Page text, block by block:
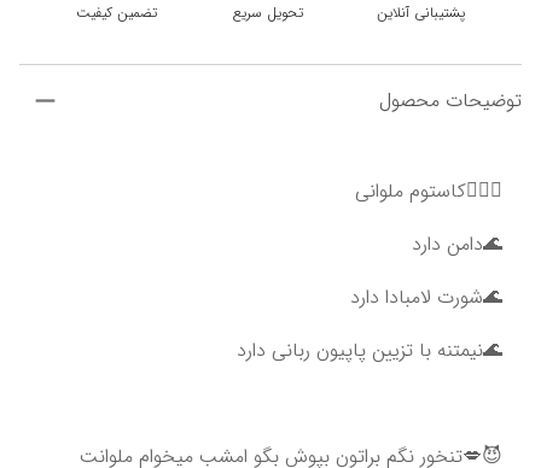
پشتیبانی آنلاین تحویل سریع تضمین کیفیت
توضیحات محصول
🚣🏻‍♂️کاستوم ملوانی
🌊دامن دارد
🌊شورت لامبادا دارد
🌊نیمتنه با تزیین پاپیون ربانی دارد